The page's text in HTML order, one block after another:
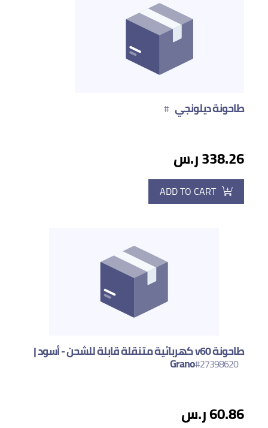
طاحونة ديلونجي #
338.26 ر.س
ADD TO CART
طاحونة v60 كهربائية متنقلة قابلة للشحن - أسود |
Grano#27398620
60.86 ر.س